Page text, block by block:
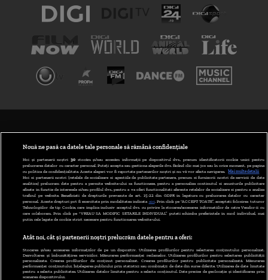
ABONARE DIGI TV
GESTIONAȚI PREFERINȚELE
CODUL DIGI24
CAMERE WEB
CONTACT/INFO
Nouă ne pasă ca datele tale personale să rămână confidențiale
Noi și partenerii noștri 30stocăm și/sau accesăm informații pe dispozitivul dvs., precum identificatorii cookie unici pentru
prelucrarea datelor cu caracter personal. Puteți accepta sau gestiona alegerile dvs. făcând clic mai jos sau în orice moment, pe pagina
cu politica de confidențialitate. Aceste alegeri vor fi raportate partenerilor noștri și nu vă vor afecta navigarea.
Mai multe detalii
Noi si partenerii nostri (retelele de socializare si agentiile de publicitate partenere, precum si furnizorii nostri de servicii de date
analitice) prelucram date pentru a permite website-ului sa functioneze, pentru a personaliza continutul si anunturile publicitare
afisate in functie de interesele si/sau profilul dvs., pentru a va oferi functionalitati aferente retelelor de socializare si pentru a analiza
traficul pe website. Beneficiati de drepturile prevazute de art. 15-22 din GDPR in legatura cu prelucrarea datelor cu caracter
personal. Aceste drepturi pot fi exercitate prin modalitatea indicata aici. Prin click pe “ACCEPT TOATE”, acceptati folosirea tuturor
Tehnologiilor de tip Cookie, care implica inclusiv acceptul dvs. cu privire la stocarea/accesarea informatiilor de catre Vendor-ii cu
care colaboram. Prin click pe “VREAU SA MODIFIC SETARILE INDIVIDUAL” puteti schimba preferintele in mod individual, mai
putin cele legate de cookie strict necesare pentru functionarea website-ului.
Atât noi, cât și partenerii noștri prelucrăm datele pentru a oferi:
Stocarea și/sau accesarea informațiilor de pe un dispozitiv. Utilizarea profilurilor pentru selectarea conținutului personalizat.
Dezvoltarea și îmbunătățirea serviciilor. Măsurarea performanței reclamelor. Utilizarea profilurilor pentru selectarea publicității
personalizate. Crearea profilurilor de conținut personalizat. Crearea profilurilor pentru publicitate personalizată. Măsurarea
performanței conținutului. Înțelegerea publicului prin statistici sau combinații de date din surse diferite. Utilizarea de date limitate
pentru a selecta publicitatea. Utilizarea datelor limitate pentru a selecta conținutul. Date precise de geolocație și identificarea prin
scanarea dispozitivului.